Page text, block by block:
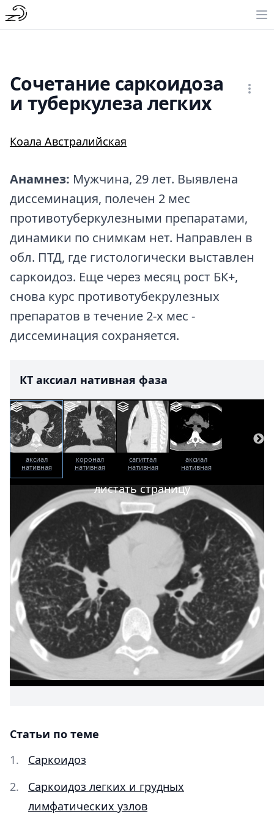
Сочетание саркоидоза
и туберкулеза легких
Коала Австралийская
Анамнез: Мужчина, 29 лет. Выявлена
диссеминация, полечен 2 мес
противотуберкулезными препаратами,
динамики по снимкам нет. Направлен в
обл. ПТД, где гистологически выставлен
саркоидоз. Еще через месяц рост БК+,
снова курс противотубекрулезных
препаратов в течение 2-х мес -
диссеминация сохраняется.
КТ аксиал нативная фаза
аксиал
нативная
коронал
нативная
сагиттал
нативная
аксиал
нативная
листать страницу
Статьи по теме
Саркоидоз
Саркоидоз легких и грудных
лимфатических узлов